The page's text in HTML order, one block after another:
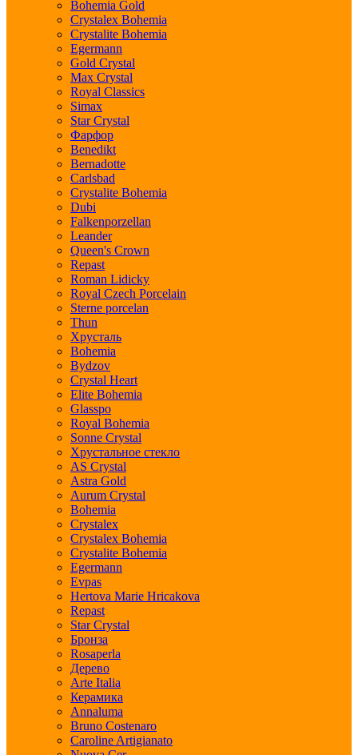
Bohemia Gold
Crystalex Bohemia
Crystalite Bohemia
Egermann
Gold Crystal
Max Crystal
Royal Classics
Simax
Star Crystal
Фарфор
Benedikt
Bernadotte
Carlsbad
Crystalite Bohemia
Dubi
Falkenporzellan
Leander
Queen's Crown
Repast
Roman Lidicky
Royal Czech Porcelain
Sterne porcelan
Thun
Хрусталь
Bohemia
Bydzov
Crystal Heart
Elite Bohemia
Glasspo
Royal Bohemia
Sonne Crystal
Хрустальное стекло
AS Crystal
Astra Gold
Aurum Crystal
Bohemia
Crystalex
Crystalex Bohemia
Crystalite Bohemia
Egermann
Evpas
Hertova Marie Hricakova
Repast
Star Crystal
Бронза
Rosaperla
Дерево
Arte Italia
Керамика
Annaluma
Bruno Costenaro
Caroline Artigianato